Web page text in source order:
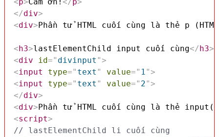
</div>
<div>Phần tử HTML cuối cùng là thẻ p
<h3>lastElementChild input cuối cùng</h3>
<div id=" divinput ">
<input type=" text " value=" 1">
<input type=" text " value=" 2">
</div>
<div>Phần tử HTML cuối cùng là thẻ
<script>
// lastElementChild li cuối cùng